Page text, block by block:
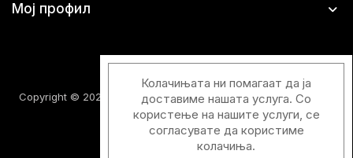
Мој профил
Copyright © 2026 Шатци Парфимерии. Сите права задржани.
Колачињата ни помагаат да ја
доставиме нашата услуга. Со
користење на нашите услуги, се
согласувате да користиме
колачиња.